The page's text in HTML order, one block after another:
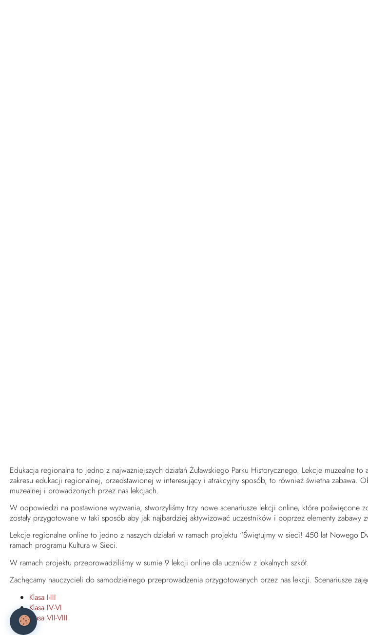
Edukacja regionalna to jedno z najważniejszych działań Żuławskiego Parku Historycznego. Lekcje muzealne
zakresu edukacji regionalnej, przedstawionej w interesujący i atrakcyjny sposób, to również świetna zabawa.
muzealnej i prowadzonych przez nas lekcjach.
W odpowiedzi na postawione wyzwania, stworzyliśmy trzy nowe scenariusze lekcji online, które poświęcone
zostały przygotowane w taki sposób aby jak najbardziej aktywizować uczestników i poprzez elementy zabawy
Lekcje regionalne online to jedno z naszych działań w ramach projektu “Świętujmy w sieci! 450 lat Nowego
ramach programu Kultura w Sieci.
W ramach projektu przeprowadziliśmy w sumie 9 lekcji online dla uczniów z lokalnych szkół.
Zachęcamy nauczycieli do samodzielnego przeprowadzenia przygotowanych przez nas lekcji. Scenariusze
Klasa I-III
Klasa IV-VI
Klasa VII-VIII